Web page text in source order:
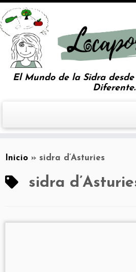
El Mundo de la Sidra
Diferente.
Inicio » sidra d’Asturies
sidra